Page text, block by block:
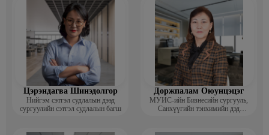
Цэрэндагва Шинэдолгор
Нийгэм сэтгэл судлалын дээд
сургуулийн сэтгэл судлалын багш
Доржпалам Оюунцэцэг
МУИС-ийн Бизнесийн сургууль,
Санхүүгийн тэнхимийн дэд